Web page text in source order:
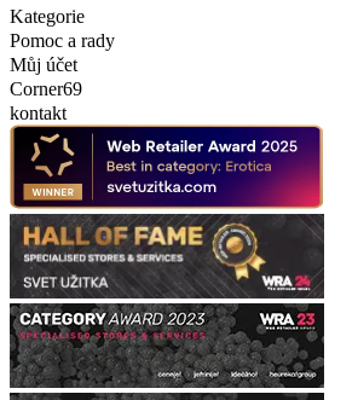
Kategorie
Pomoc a rady
Můj účet
Corner69
kontakt